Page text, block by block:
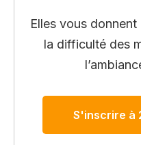
Elles vous
la difficulté des
S'inscrire à